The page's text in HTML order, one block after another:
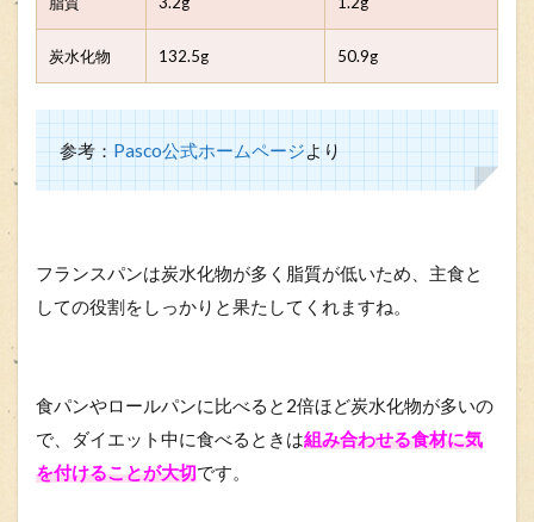
炭水化物 132.5g 50.9g
参考：Pasco公式ホームページより
フランスパンは炭水化物が多く脂質が低いため、主食と
しての役割をしっかりと果たしてくれますね。
食パンやロールパンに比べると2倍ほど炭水化物が多いの
で、ダイエット中に食べるときは組み合わせる食材に気
を付けることが大切です。